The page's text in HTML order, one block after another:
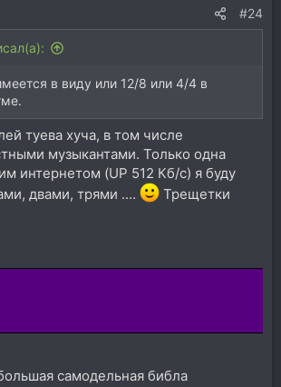
#24
в виду или 12/8 или 4/4 в
туева хуча, в том числе
музыкантами. Только одна
интернетом (UP 512 Кб/с) я буду
двами, трями ....
Трещетки
самодельная библа